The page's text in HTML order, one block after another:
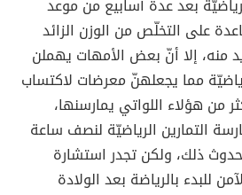
بعد عدة أسابيع من موعد
على التخلّص من الوزن الزائد
منه، إلا أنّ بعض الأمهات يهملن
مما يجعلهنّ معرضات لاكتساب
من هؤلاء اللواتي يمارسنها،
التمارين الرياضيّة لنصف ساعة
ذلك، ولكن تجدر استشارة
للبدء بالرياضة بعد الولادة